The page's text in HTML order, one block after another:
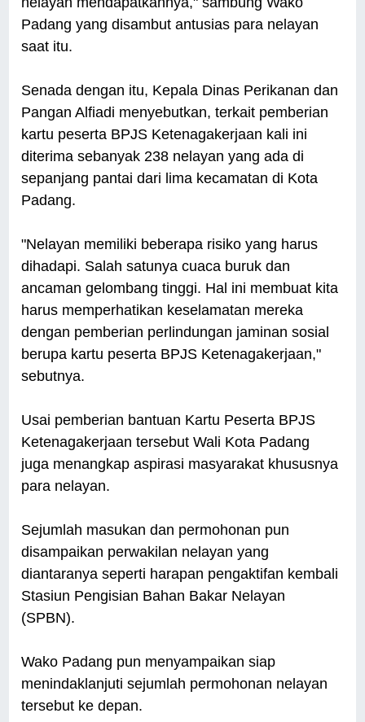
Padang yang disambut antusias para nelayan
saat itu.
Senada dengan itu, Kepala Dinas Perikanan dan
Pangan Alfiadi menyebutkan, terkait pemberian
kartu peserta BPJS Ketenagakerjaan kali ini
diterima sebanyak 238 nelayan yang ada di
sepanjang pantai dari lima kecamatan di Kota
Padang.
"Nelayan memiliki beberapa risiko yang harus
dihadapi. Salah satunya cuaca buruk dan
ancaman gelombang tinggi. Hal ini membuat kita
harus memperhatikan keselamatan mereka
dengan pemberian perlindungan jaminan sosial
berupa kartu peserta BPJS Ketenagakerjaan,"
sebutnya.
Usai pemberian bantuan Kartu Peserta BPJS
Ketenagakerjaan tersebut Wali Kota Padang
juga menangkap aspirasi masyarakat khususnya
para nelayan.
Sejumlah masukan dan permohonan pun
disampaikan perwakilan nelayan yang
diantaranya seperti harapan pengaktifan kembali
Stasiun Pengisian Bahan Bakar Nelayan
(SPBN).
Wako Padang pun menyampaikan siap
menindaklanjuti sejumlah permohonan nelayan
tersebut ke depan.